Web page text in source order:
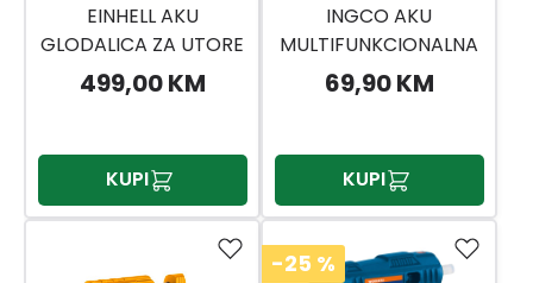
EINHELL AKU
GLODALICA ZA UTORE
PXC TP-MA 36/30 LI BL
SOLO
499,00 KM
KUPI
INGCO AKU
MULTIFUNKCIONALNA
PILA CMLI2001
69,90 KM
KUPI
-25 %